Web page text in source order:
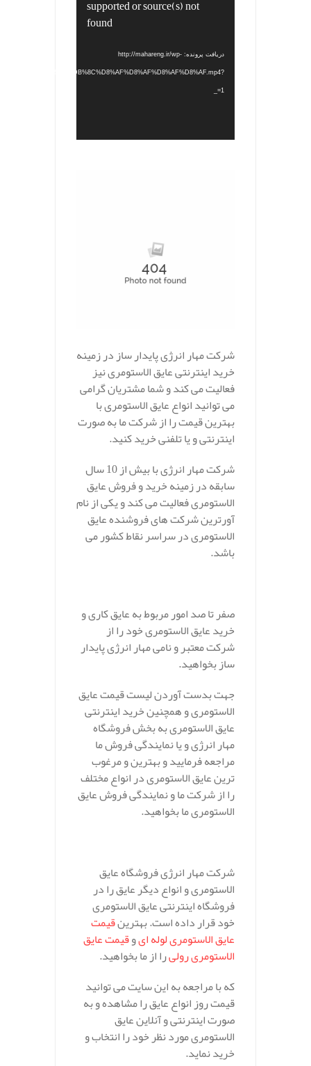
supported or source(s) not
found
دریافت پرونده: http://mahareng.ir/wp-
%D8%AC%D8%AF%DB%8C%D8%AF%D8%AF%D8%AF%D8%AF.mp4?
_=1
شرکت مهار انرژی پایدار ساز در زمینه
خرید اینترنتی عایق الاستومری نیز
فعالیت می کند و شما مشتریان گرامی
می توانید انواع عایق الاستومری با
بهترین قیمت را از شرکت ما به صورت
اینترنتی و یا تلفنی خرید کنید.
شرکت مهار انرژی با بیش از 10 سال
سابقه در زمینه خرید و فروش عایق
الاستومری فعالیت می کند و یکی از نام
آورترین شرکت های فروشنده عایق
الاستومری در سراسر نقاط کشور می
باشد.
صفر تا صد امور مربوط به عایق کاری و
خرید عایق الاستومری خود را از
شرکت معتبر و نامی مهار انرژی پایدار
ساز بخواهید.
جهت بدست آوردن لیست قیمت عایق
الاستومری و همچنین خرید اینترنتی
عایق الاستومری به بخش فروشگاه
مهار انرژی و یا نمایندگی فروش ما
مراجعه فرمایید و بهترین و مرغوب
ترین عایق الاستومری در انواع مختلف
را از شرکت ما و نمایندگی فروش عایق
الاستومری ما بخواهید.
شرکت مهار انرژی فروشگاه عایق
الاستومری و انواع دیگر عایق را در
فروشگاه اینترنتی عایق الاستومری
خود قرار داده است. بهترینقیمت
عایق الاستومری لوله ایوقیمت عایق
الاستومری رولیرا از ما بخواهید.
که با مراجعه به این سایت می توانید
قیمت روز انواع عایق را مشاهده و به
صورت اینترنتی و آنلاین عایق
الاستومری مورد نظر خود را انتخاب و
خرید نماید.